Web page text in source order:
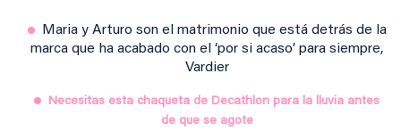
Maria y Arturo son el matrimonio que está detrás de la
marca que ha acabado con el ‘por si acaso’ para siempre,
Vardier
Necesitas esta chaqueta de Decathlon para la lluvia antes
de que se agote